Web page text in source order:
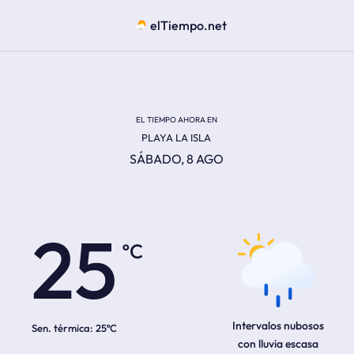
elTiempo.net
EL TIEMPO AHORA EN
PLAYA LA ISLA
SÁBADO, 8 AGO
25
Sen. térmica: 25ºC
Intervalos nubosos
con lluvia escasa